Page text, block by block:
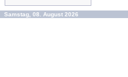
Samstag, 08. August 2026